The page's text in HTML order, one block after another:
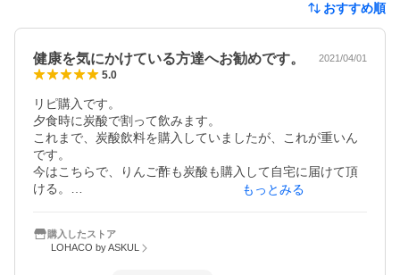
おすすめ順
健康を気にかけている方達へお勧めです。 2021/04/01
5.0
リピ購入です。
夕食時に炭酸で割って飲みます。
これまで、炭酸飲料を購入していましたが、これが重いん
です。
今はこちらで、りんご酢も炭酸も購入して自宅に届けて頂
ける。
ホットでも美味しいので、身体が冷えると言う人はこちら
をお勧めします。
もっとみる
購入したストア
LOHACO by ASKUL